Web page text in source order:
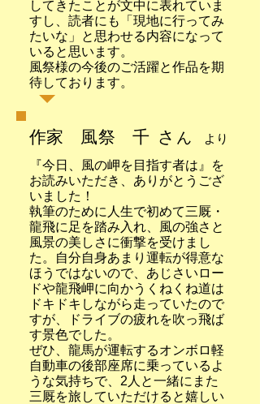
してきたことが文中に表れていま
すし、読者にも「現地に行ってみ
たいな」と思わせる内容になって
いると思います。
風祭様の今後のご活躍と作品を期
待しております。
作家 風祭 千 さ ん より
『今日、風の岬を目指す者は』を
お読みいただき、ありがとうござ
いました！
執筆のために人生で初めて三厩・
龍飛に足を踏み入れ、風の強さと
風景の美しさに衝撃を受けまし
た。自分自身あまり運転が得意な
ほうではないので、あじさいロー
ドや龍飛岬に向かうくねくね道は
ドキドキしながら走っていたので
すが、ドライブの疲れを吹っ飛ば
す景色でした。
ぜひ、龍馬が運転するオンボロ軽
自動車の後部座席に乗っているよ
うな気持ちで、2人と一緒にまた
三厩を旅していただけると嬉しい